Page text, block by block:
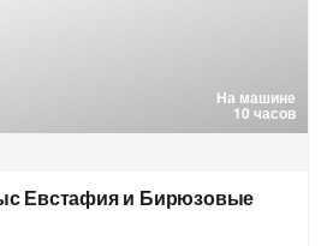
На машине
10 часов
Евстафия и Бирюзовые